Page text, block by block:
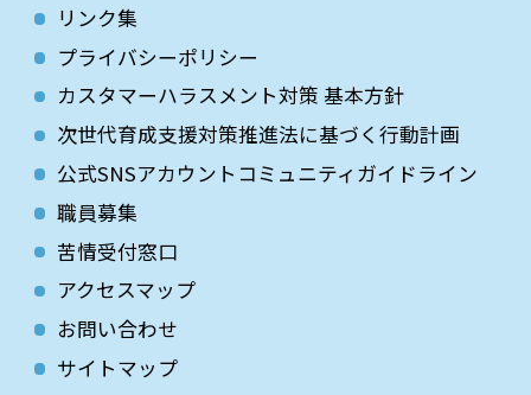
リンク集
プライバシーポリシー
カスタマーハラスメント対策 基本方針
次世代育成⽀援対策推進法に基づく⾏動計画
公式SNSアカウントコミュニティガイドライン
職員募集
苦情受付窓口
アクセスマップ
お問い合わせ
サイトマップ